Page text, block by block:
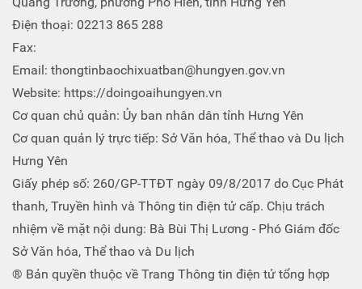
Điện thoại: 02213 865 288
Fax:
Email: thongtinbaochixuatban@hungyen.gov.vn
Website: https://doingoaihungyen.vn
Cơ quan chủ quản: Ủy ban nhân dân tỉnh Hưng Yên
Cơ quan quản lý trực tiếp: Sở Văn hóa, Thể thao và Du lịch
Hưng Yên
Giấy phép số: 260/GP-TTĐT ngày 09/8/2017 do Cục Phát
thanh, Truyền hình và Thông tin điện tử cấp. Chịu trách
nhiệm về mặt nội dung: Bà Bùi Thị Lương - Phó Giám đốc
Sở Văn hóa, Thể thao và Du lịch
® Bản quyền thuộc về Trang Thông tin điện tử tổng hợp